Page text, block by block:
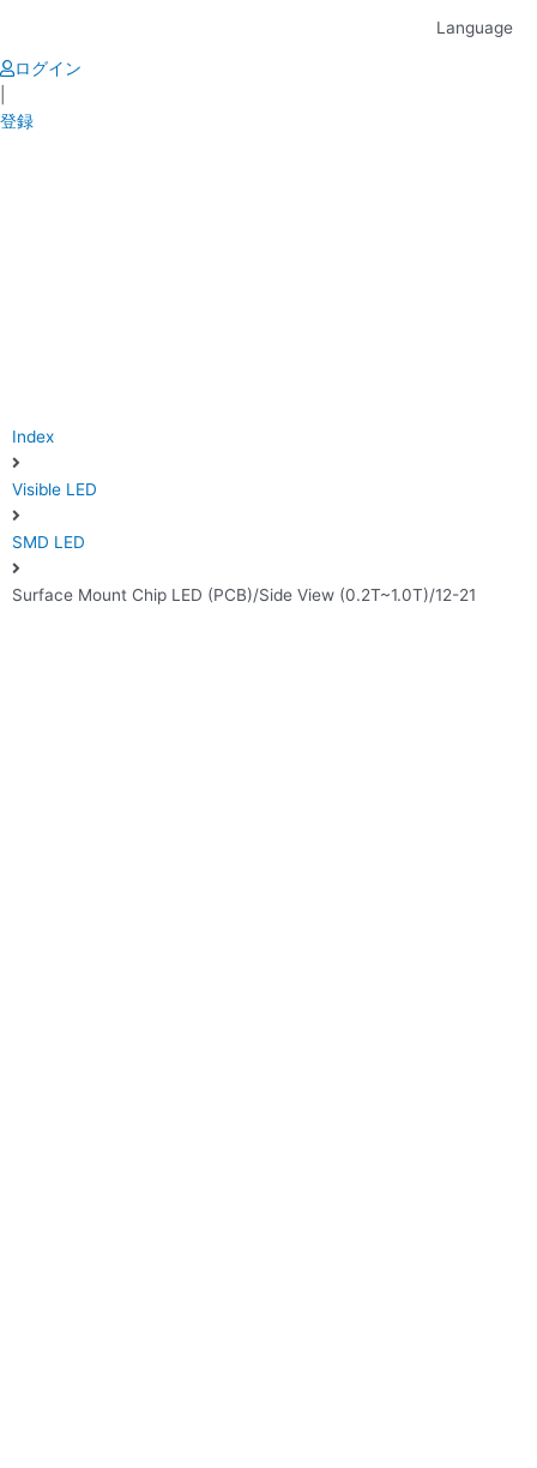
content
Language
ログイン
登録
Index
Visible LED
SMD LED
Surface Mount Chip LED (PCB)/Side View (0.2T~1.0T)/12-21